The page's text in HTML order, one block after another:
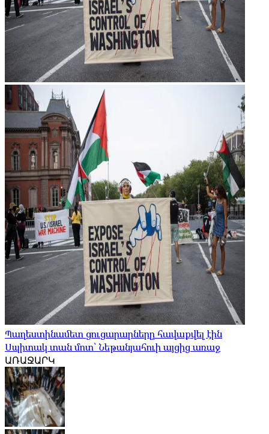
Պաղեստինամետ ցուցարարները հավաքվել էին
Սպիտակ տան մոտ՝ Նեթանյահուի այցից առաջ
ԱՌԱՋԱՐԿ